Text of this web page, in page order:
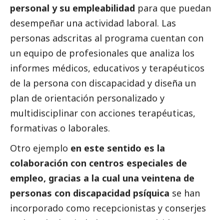
personal y su empleabilidad para que puedan
desempeñar una actividad laboral. Las
personas adscritas al programa cuentan con
un equipo de profesionales que analiza los
informes médicos, educativos y terapéuticos
de la persona con discapacidad y diseña un
plan de orientación personalizado y
multidisciplinar con acciones terapéuticas,
formativas o laborales.
Otro ejemplo en este sentido es la
colaboración con centros especiales de
empleo, gracias a la cual una veintena de
personas con discapacidad psíquica se han
incorporado como recepcionistas y conserjes